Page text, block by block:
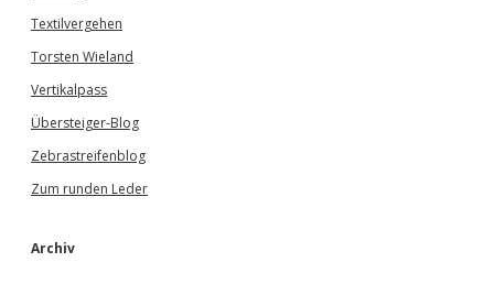
Textilvergehen
Torsten Wieland
Vertikalpass
Übersteiger-Blog
Zebrastreifenblog
Zum runden Leder
Archiv